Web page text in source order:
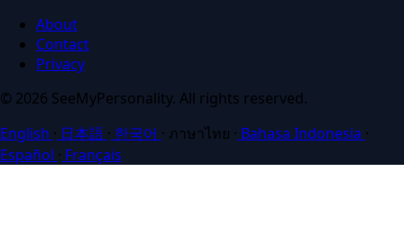
About
Contact
Privacy
© 2026 SeeMyPersonality. All rights reserved.
English · 日本語 · 한국어 · ภาษาไทย · Bahasa Indonesia ·
Español · Français